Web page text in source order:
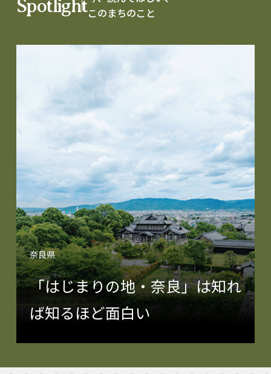
Spotlightこのまちのこと
奈良県
「はじまりの地・奈良」は知れ
ば知るほど面白い